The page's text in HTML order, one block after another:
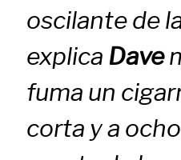
oscilante de
explica Dave
fuma un
corta y a